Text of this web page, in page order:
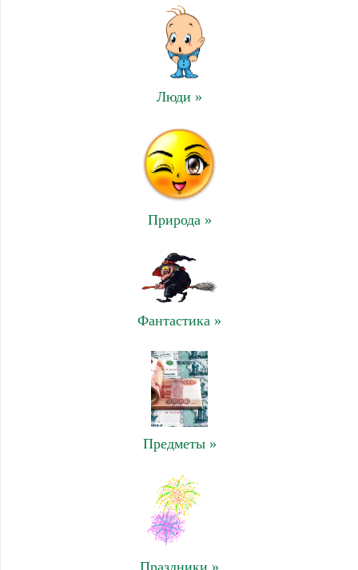
Люди »
Природа »
Фантастика »
Предметы »
Праздники »